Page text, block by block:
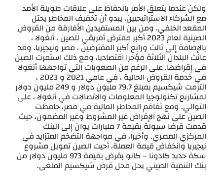
ولكن عندما يتعلق الأمر بالحفاظ على علاقات طويلة الأمد
مع الشركاء الاستراتيجيين، يبدو أن تخفيف المخاطر يحتل
المقعد الخلفي. ومن بين المستفيدين الأفارقة من القروض
الصينية لعام 2023 أكبر مقترض أفريقي للصين ، أنغولا ،
بالإضافة إلى ثالث ورابع أكبر المقترضين ، مصر ونيجيريا. وقد
عانت البلدان الثلاثة مؤخرا اقتصاديا، ومع ذلك استمرت الصين
في إقراضها. على الرغم من الصعوبات التي تواجهها أنغولا
في خدمة القروض الحالية ، في عامي 2021 و 2023 ،
التزمت شيكسيم بمبلغ 79.7 مليون دولار و 249 مليون دولار
لمشاريع تكنولوجيا المعلومات والاتصالات في أنغولا ، على
التوالي. ومع تفاقم المخاطر المالية في مصر، حافظت
الصين على نهج الإقراض غير المشروط وغير المضمون، حيث
قدمت قرضا سيولة بقيمة 7 مليارات يوان إلى البنك
المركزي المصري. وأخيرا، في مواجهة التضخم المتزايد في
نيجيريا وانخفاض قيمة العملة، أحيت الصين تمويل مشروع
سكة حديد كادونا – كانو بقرض بقيمة 973 مليون دولار من
بنك التنمية الصيني يحل محل قرض شيكسيم الملغى.